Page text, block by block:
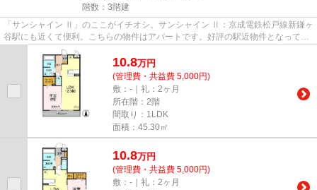
階数：3階建
「サンシャイン Ⅱ」のここがイチオシ。サンシャイン Ⅱ：京成電鉄松戸線新鎌ヶ
谷駅にも近くて便利。こちらの物件はアパートです。好評の駅近物件となってお
り、駅より徒歩9分に立地して...
10.8万円
(管理費・共益費 5,000円)
敷：-｜礼：2ヶ月
所在階：2階
間取り：1LDK
面積：45.30㎡
10.8万円
(管理費・共益費 5,000円)
敷：-｜礼：2ヶ月